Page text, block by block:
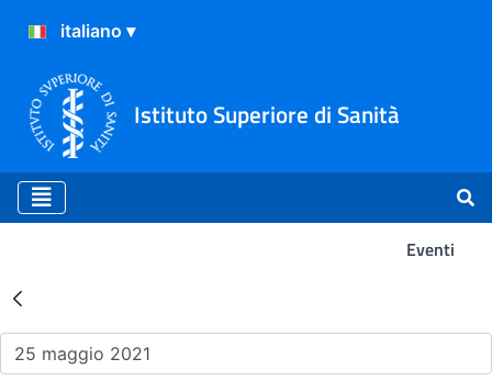
Istituto Superiore di Sanità
Eventi
Risultati della Ricerca -